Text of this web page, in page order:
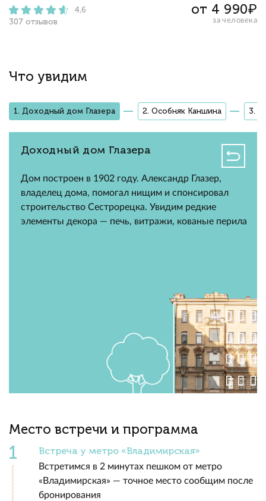
4,6
307 отзывов
от 4 990₽
за человека
Что увидим
1. Доходный дом Глазера 2. Особняк Каншина 3.
Доходный дом Глазера
Дом построен в 1902 году. Александр Глазер,
владелец дома, помогал нищим и спонсировал
строительство Сестрорецка. Увидим редкие
элементы декора — печь, витражи, кованые перила
Место встречи и программа
Встреча у метро «Владимирская»
Встретимся в 2 минутах пешком от метро
«Владимирская» — точное место сообщим после
бронирования